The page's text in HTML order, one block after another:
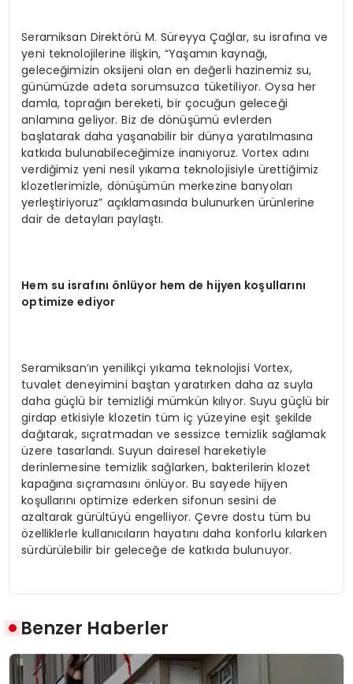
Seramiksan Direktörü M. Süreyya Çağlar, su israfına ve
yeni teknolojilerine ilişkin, “Yaşamın kaynağı,
geleceğimizin oksijeni olan en değerli hazinemiz su,
günümüzde adeta sorumsuzca tüketiliyor. Oysa her
damla, toprağın bereketi, bir çocuğun geleceği
anlamına geliyor. Biz de dönüşümü evlerden
başlatarak daha yaşanabilir bir dünya yaratılmasına
katkıda bulunabileceğimize inanıyoruz. Vortex adını
verdiğimiz yeni nesil yıkama teknolojisiyle ürettiğimiz
klozetlerimizle, dönüşümün merkezine banyoları
yerleştiriyoruz” açıklamasında bulunurken ürünlerine
dair de detayları paylaştı.
Hem su israfını önlüyor hem de hijyen koşullarını
optimize ediyor
Seramiksan’ın yenilikçi yıkama teknolojisi Vortex,
tuvalet deneyimini baştan yaratırken daha az suyla
daha güçlü bir temizliği mümkün kılıyor. Suyu güçlü bir
girdap etkisiyle klozetin tüm iç yüzeyine eşit şekilde
dağıtarak, sıçratmadan ve sessizce temizlik sağlamak
üzere tasarlandı. Suyun dairesel hareketiyle
derinlemesine temizlik sağlarken, bakterilerin klozet
kapağına sıçramasını önlüyor. Bu sayede hijyen
koşullarını optimize ederken sifonun sesini de
azaltarak gürültüyü engelliyor. Çevre dostu tüm bu
özelliklerle kullanıcıların hayatını daha konforlu kılarken
sürdürülebilir bir geleceğe de katkıda bulunuyor.
Benzer Haberler